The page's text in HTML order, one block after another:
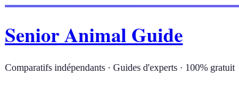
Senior Animal Guide
Comparatifs indépendants · Guides d'experts · 100% gratuit